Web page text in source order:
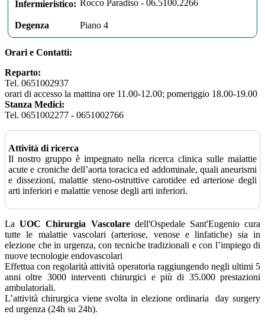
Infermieristico: Rocco Paradiso - 06.5100.2266
Degenza Piano 4
Orari e Contatti:
Reparto:
Tel. 0651002937
orari di accesso la mattina ore 11.00-12.00; pomeriggio 18.00-19.00
Stanza Medici:
Tel. 0651002277 - 0651002766
Attività di ricerca
Il nostro gruppo è impegnato nella ricerca clinica sulle malattie
acute e croniche dell’aorta toracica ed addominale, quali aneurismi
e dissezioni, malattie steno-ostruttive carotidee ed arteriose degli
arti inferiori e malattie venose degli arti inferiori.
LaUOC Chirurgia Vascolaredell'Ospedale Sant'Eugenio cura
tutte le malattie vascolari (arteriose, venose e linfatiche) sia in
elezione che in urgenza, con tecniche tradizionali e con l’impiego di
nuove tecnologie endovascolari
Effettua con regolarità attività operatoria raggiungendo negli ultimi 5
anni oltre 3000 interventi chirurgici e più di 35.000 prestazioni
ambulatoriali.
L’attività chirurgica viene svolta in elezione ordinaria day surgery
ed urgenza (24h su 24h).